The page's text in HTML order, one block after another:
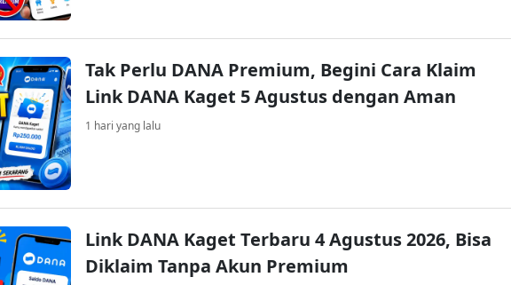
Tak Perlu DANA Premium, Begini Cara Klaim
Link DANA Kaget 5 Agustus dengan Aman
1 hari yang lalu
Link DANA Kaget Terbaru 4 Agustus 2026, Bisa
Diklaim Tanpa Akun Premium